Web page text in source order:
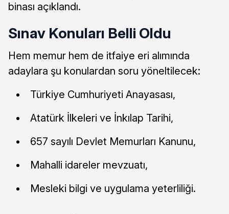
binası açıklandı.
Sınav Konuları Belli Oldu
Hem memur hem de itfaiye eri alımında
adaylara şu konulardan soru yöneltilecek:
Türkiye Cumhuriyeti Anayasası,
Atatürk İlkeleri ve İnkılap Tarihi,
657 sayılı Devlet Memurları Kanunu,
Mahalli idareler mevzuatı,
Mesleki bilgi ve uygulama yeterliliği.